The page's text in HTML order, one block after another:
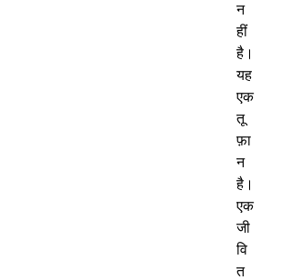
न
हीं
है।
यह
एक
तू
फ़ा
न
है।
एक
जी
वि
त